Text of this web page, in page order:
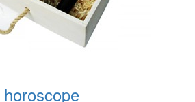
horoscope